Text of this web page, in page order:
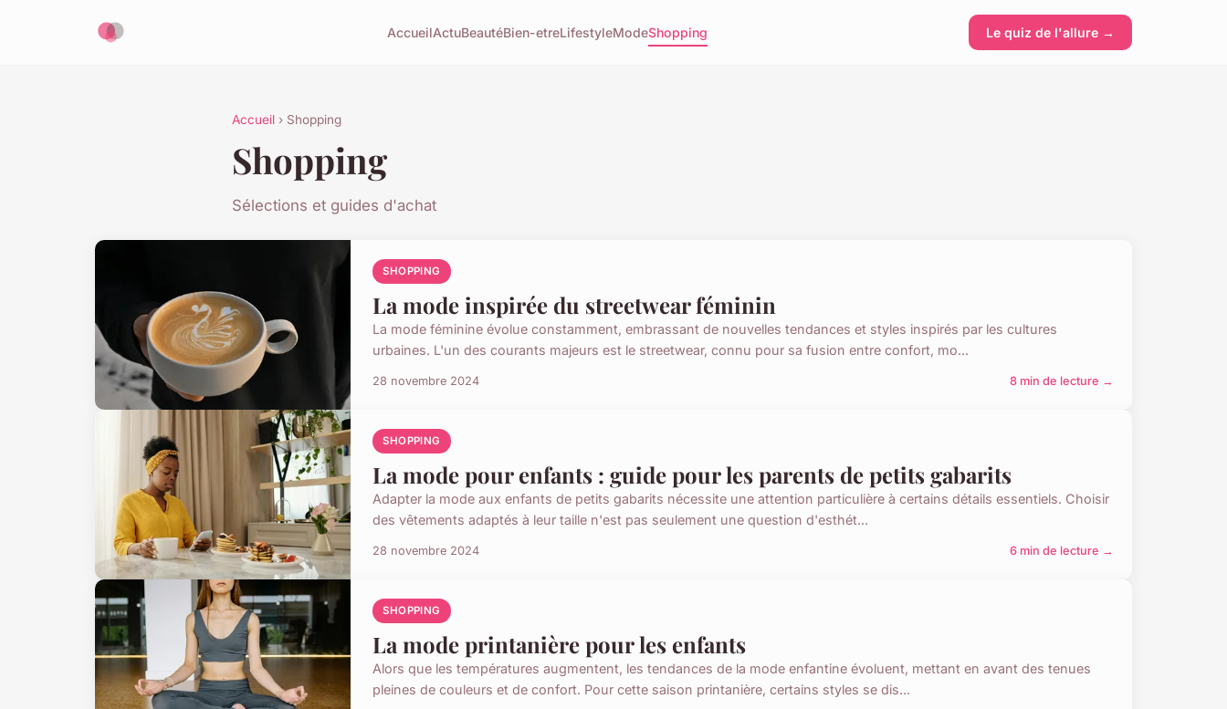
AccueilActuBeautéBien-etreLifestyleModeShopping Le quiz de l'allure →
Accueil › Shopping
Shopping
Sélections et guides d'achat
SHOPPING
La mode inspirée du streetwear féminin
La mode féminine évolue constamment, embrassant de nouvelles tendances et styles inspirés par les cultures
urbaines. L'un des courants majeurs est le streetwear, connu pour sa fusion entre confort, mo...
28 novembre 2024 8 min de lecture →
SHOPPING
La mode pour enfants : guide pour les parents de petits gabarits
Adapter la mode aux enfants de petits gabarits nécessite une attention particulière à certains détails essentiels. Choisir
des vêtements adaptés à leur taille n'est pas seulement une question d'esthét...
28 novembre 2024 6 min de lecture →
SHOPPING
La mode printanière pour les enfants
Alors que les températures augmentent, les tendances de la mode enfantine évoluent, mettant en avant des tenues
pleines de couleurs et de confort. Pour cette saison printanière, certains styles se dis...